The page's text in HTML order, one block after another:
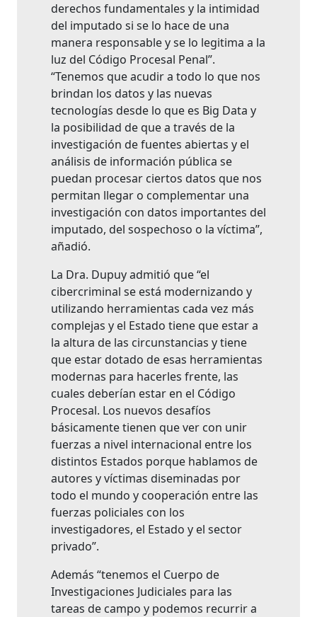
derechos fundamentales y la intimidad
del imputado si se lo hace de una
manera responsable y se lo legitima a la
luz del Código Procesal Penal”.
“Tenemos que acudir a todo lo que nos
brindan los datos y las nuevas
tecnologías desde lo que es Big Data y
la posibilidad de que a través de la
investigación de fuentes abiertas y el
análisis de información pública se
puedan procesar ciertos datos que nos
permitan llegar o complementar una
investigación con datos importantes del
imputado, del sospechoso o la víctima”,
añadió.
La Dra. Dupuy admitió que “el
cibercriminal se está modernizando y
utilizando herramientas cada vez más
complejas y el Estado tiene que estar a
la altura de las circunstancias y tiene
que estar dotado de esas herramientas
modernas para hacerles frente, las
cuales deberían estar en el Código
Procesal. Los nuevos desafíos
básicamente tienen que ver con unir
fuerzas a nivel internacional entre los
distintos Estados porque hablamos de
autores y víctimas diseminadas por
todo el mundo y cooperación entre las
fuerzas policiales con los
investigadores, el Estado y el sector
privado”.
Además “tenemos el Cuerpo de
Investigaciones Judiciales para las
tareas de campo y podemos recurrir a